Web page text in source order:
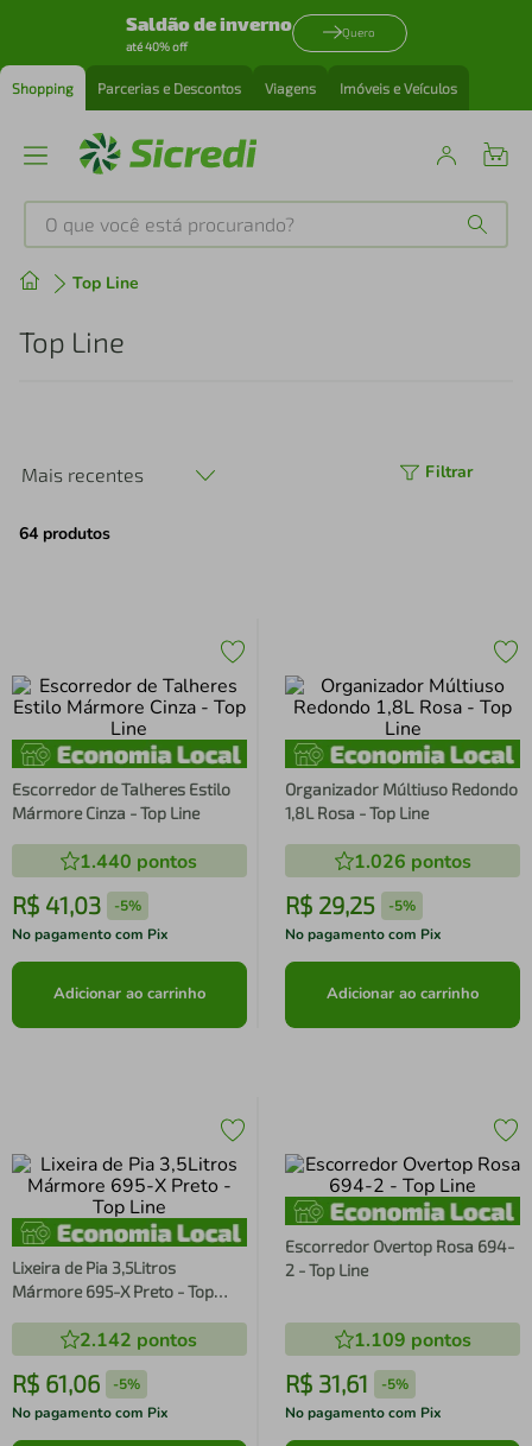
Saldão de inverno
até 40% off
Quero
Shopping Parcerias e Descontos Viagens Imóveis e Veículos
O que você está procurando?
Top Line
Top Line
Mais recentes Filtrar
64 produtos
Escorredor de Talheres Estilo
Mármore Cinza - Top Line
1.440 pontos
R$ 41,03 -5%
No pagamento com Pix
Adicionar ao carrinho
Organizador Múltiuso Redondo
1,8L Rosa - Top Line
1.026 pontos
R$ 29,25 -5%
No pagamento com Pix
Adicionar ao carrinho
Lixeira de Pia 3,5Litros
Mármore 695-X Preto - Top
2.142 pontos
R$ 61,06 -5%
No pagamento com Pix
Escorredor Overtop Rosa 694-
2 - Top Line
1.109 pontos
R$ 31,61 -5%
No pagamento com Pix
Produtos mais buscados
º
perfume
4º air fryer